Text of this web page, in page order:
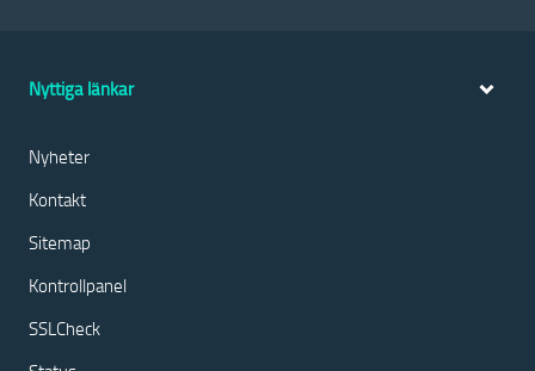
Nyttiga länkar
Nyheter
Kontakt
Sitemap
Kontrollpanel
SSLCheck